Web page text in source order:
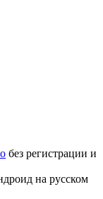
без регистрации и
на русском